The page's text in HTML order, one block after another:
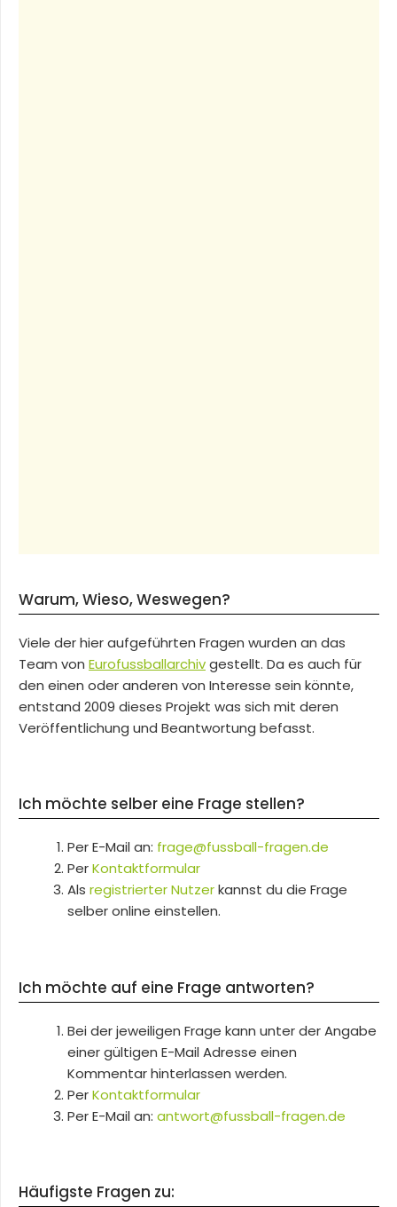
Warum, Wieso, Weswegen?
Viele der hier aufgeführten Fragen wurden an das
Team von Eurofussballarchivgestellt. Da es auch für
den einen oder anderen von Interesse sein könnte,
entstand 2009 dieses Projekt was sich mit deren
Veröffentlichung und Beantwortung befasst.
Ich möchte selber eine Frage stellen?
Per E-Mail an: frage@fussball-fragen.de
PerKontaktformular
Als registrierter Nutzerkannst du die Frage
selber online einstellen.
Ich möchte auf eine Frage antworten?
Bei der jeweiligen Frage kann unter der Angabe
einer gültigen E-Mail Adresse einen
Kommentar hinterlassen werden.
PerKontaktformular
Per E-Mail an: antwort@fussball-fragen.de
Häufigste Fragen zu: